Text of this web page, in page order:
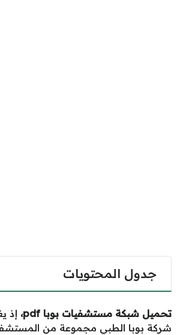
جدول المحتويات
تحميل شبكة مستشفيات بوباpdf، إذ
شركة بوبا الطبي مجموعة من